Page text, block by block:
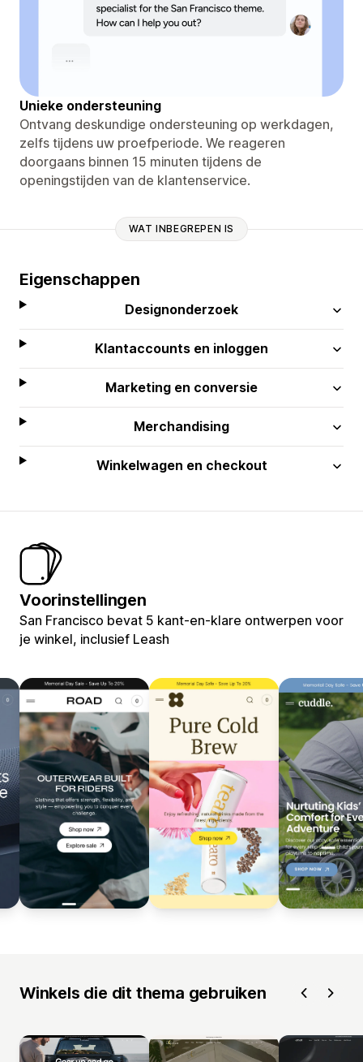
Unieke ondersteuning
Ontvang deskundige ondersteuning op werkdagen,
zelfs tijdens uw proefperiode. We reageren
doorgaans binnen 15 minuten tijdens de
openingstijden van de klantenservice.
WAT INBEGREPEN IS
Eigenschappen
Designonderzoek
Klantaccounts en inloggen
Marketing en conversie
Merchandising
Winkelwagen en checkout
Voorinstellingen
San Francisco bevat 5 kant-en-klare ontwerpen voor
je winkel, inclusief Leash
Winkels die dit thema gebruiken